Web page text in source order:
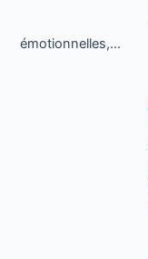
émotionnelles,…